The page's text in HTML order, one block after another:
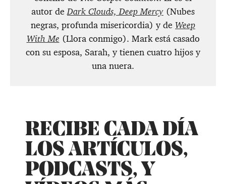
autor deDark Clouds, Deep Mercy (Nubes
negras, profunda misericordia) y de Weep
With Me (Llora conmigo). Mark está casado
con su esposa, Sarah, y tienen cuatro hijos y
una nuera.
RECIBE CADA DÍA
LOS ARTÍCULOS,
PODCASTS, Y